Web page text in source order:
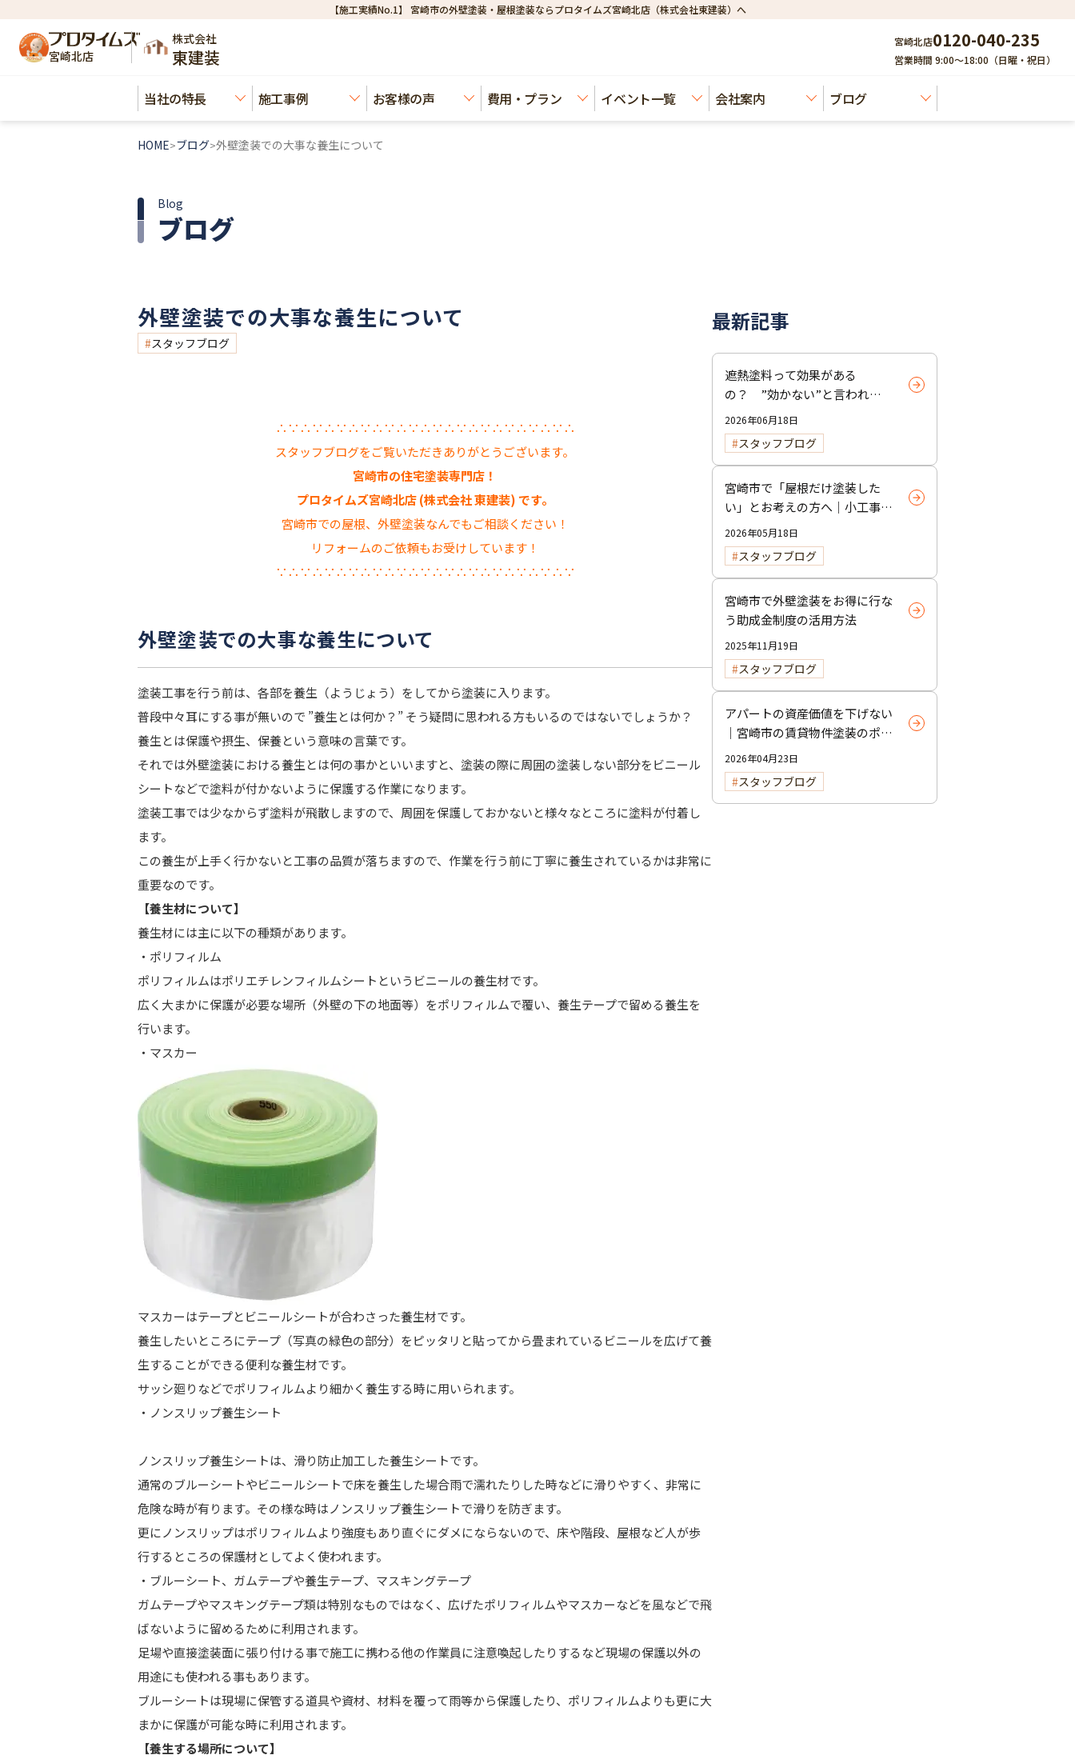
【施工実績No.1】 宮崎市の外壁塗装・屋根塗装ならプロタイムズ宮崎北店（株式会社東建装）へ
宮崎北店
株式会社
東建装
宮崎北店0120-040-235
営業時間 9:00～18:00（日曜・祝日）
当社の特長 施工事例 お客様の声 費用・プラン イベント一覧 会社案内 ブログ
HOME>ブログ>外壁塗装での大事な養生について
ブログ
Blog
外壁塗装での大事な養生について
スタッフブログ
∴∵∴∵∴∵∴∵∴∵∴∵∴∵∴∵∴∵∴∵∴∵∴∵∴
スタッフブログをご覧いただきありがとうございます。
宮崎市の住宅塗装専門店！
プロタイムズ宮崎北店 (株式会社 東建装) です。
宮崎市での屋根、外壁塗装なんでもご相談ください！
リフォームのご依頼もお受けしています！
∵∴∵∴∵∴∵∴∵∴∵∴∵∴∵∴∵∴∵∴∵∴∵∴∵
外壁塗装での大事な養生について
塗装工事を行う前は、各部を養生（ようじょう）をしてから塗装に入ります。
普段中々耳にする事が無いので ”養生とは何か？” そう疑問に思われる方もいるのではないでしょうか？
養生とは保護や摂生、保養という意味の言葉です。
それでは外壁塗装における養生とは何の事かといいますと、塗装の際に周囲の塗装しない部分をビニール
シートなどで塗料が付かないように保護する作業になります。
塗装工事では少なからず塗料が飛散しますので、周囲を保護しておかないと様々なところに塗料が付着し
ます。
この養生が上手く行かないと工事の品質が落ちますので、作業を行う前に丁寧に養生されているかは非常に
重要なのです。
【養生材について】
養生材には主に以下の種類があります。
・ポリフィルム
ポリフィルムはポリエチレンフィルムシートというビニールの養生材です。
広く大まかに保護が必要な場所（外壁の下の地面等）をポリフィルムで覆い、養生テープで留める養生を
行います。
・マスカー
マスカーはテープとビニールシートが合わさった養生材です。
養生したいところにテープ（写真の緑色の部分）をピッタリと貼ってから畳まれているビニールを広げて養
生することができる便利な養生材です。
サッシ廻りなどでポリフィルムより細かく養生する時に用いられます。
・ノンスリップ養生シート
ノンスリップ養生シートは、滑り防止加工した養生シートです。
通常のブルーシートやビニールシートで床を養生した場合雨で濡れたりした時などに滑りやすく、非常に
危険な時が有ります。その様な時はノンスリップ養生シートで滑りを防ぎます。
更にノンスリップはポリフィルムより強度もあり直ぐにダメにならないので、床や階段、屋根など人が歩
行するところの保護材としてよく使われます。
・ブルーシート、ガムテープや養生テープ、マスキングテープ
ガムテープやマスキングテープ類は特別なものではなく、広げたポリフィルムやマスカーなどを風などで飛
ばないように留めるために利用されます。
足場や直接塗装面に張り付ける事で施工に携わる他の作業員に注意喚起したりするなど現場の保護以外の
用途にも使われる事もあります。
ブルーシートは現場に保管する道具や資材、材料を覆って雨等から保護したり、ポリフィルムよりも更に大
まかに保護が可能な時に利用されます。
【養生する場所について】
最新記事
遮熱塗料って効果がある
の？ ”効かない”と言われる
理由と正しい使い方
2026年06月18日
スタッフブログ
宮崎市で「屋根だけ塗装した
い」とお考えの方へ｜小工事・
雨樋交換だけでも大歓迎！
2026年05月18日
スタッフブログ
宮崎市で外壁塗装をお得に行な
う助成金制度の活用方法
2025年11月19日
スタッフブログ
アパートの資産価値を下げない
｜宮崎市の賃貸物件塗装のポイ
ント
2026年04月23日
スタッフブログ